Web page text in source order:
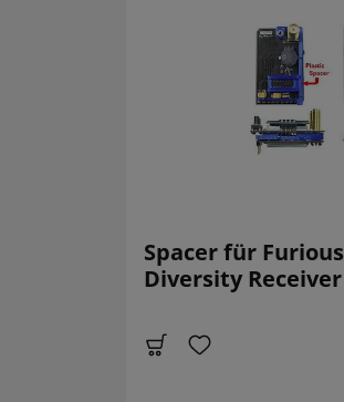
Spacer für
Diversity